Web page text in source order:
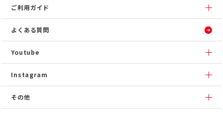
ご利用ガイド
よくある質問
Youtube
Instagram
その他